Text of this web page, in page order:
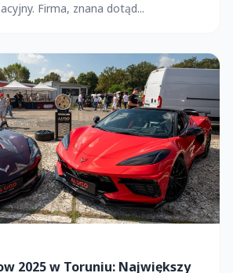
Firma, znana dotąd...
2025 w Toruniu: Największy